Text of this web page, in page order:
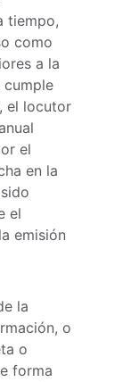
tiempo,
como
a la
cumple
el locutor
el
en la
el
emisión
la
o
o
forma